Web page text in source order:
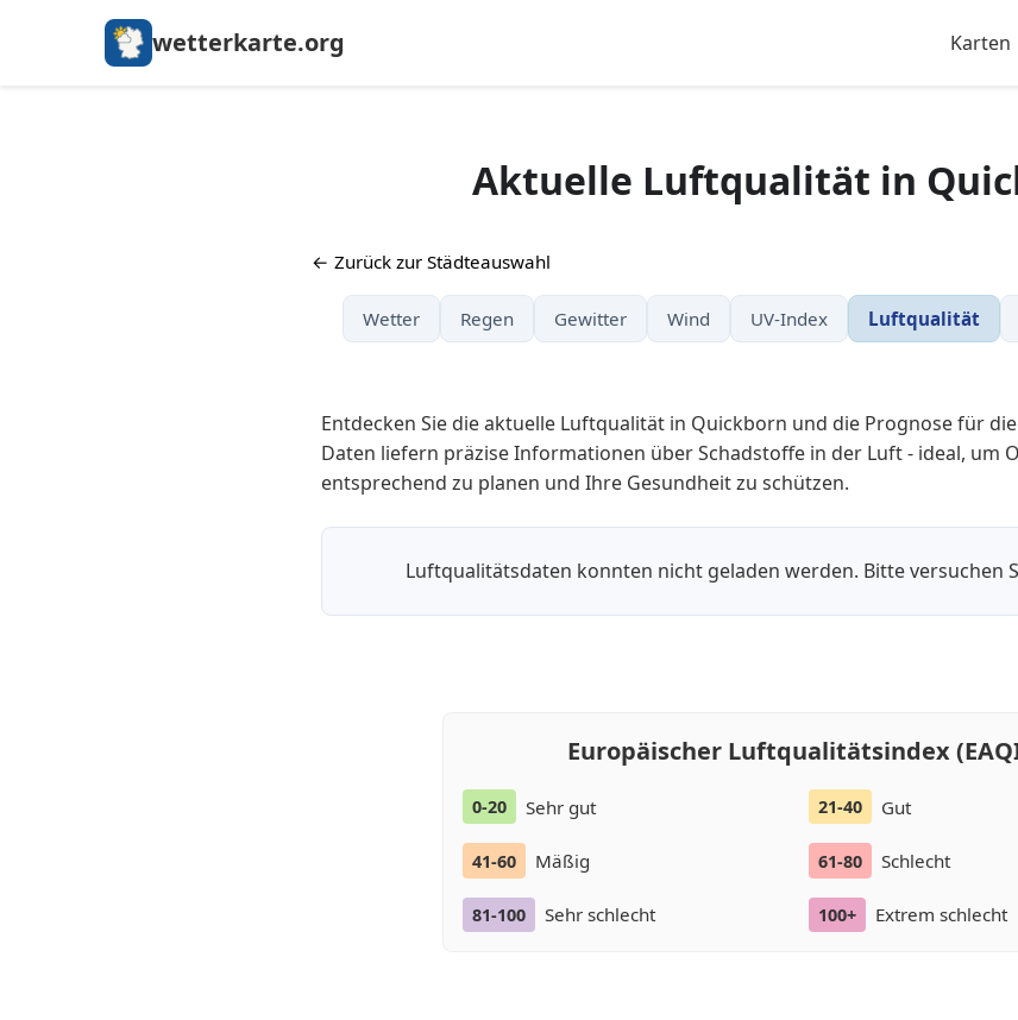
wetterkarte.org Karten
Aktuelle Luftqualität in
← Zurück zur Städteauswahl
Wetter Regen Gewitter Wind UV-Index Luftqualität
Entdecken Sie die aktuelle Luftqualität in Quickborn und die Prognose für
Daten liefern präzise Informationen über Schadstoffe in der Luft - ideal, um
entsprechend zu planen und Ihre Gesundheit zu schützen.
Luftqualitätsdaten konnten nicht geladen werden. Bitte versuchen
Europäischer Luftqualitätsindex
0-20 Sehr gut 21-40 Gut
41-60 Mäßig 61-80 Schlecht
81-100 Sehr schlecht 100+ Extrem schlecht